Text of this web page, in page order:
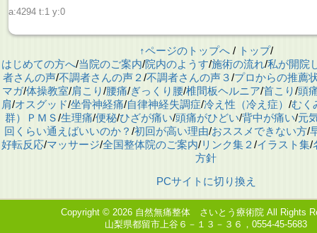
a:4294 t:1 y:0
↑ページのトップへ/ トップ/
はじめての方へ/当院のご案内/院内のようす/施術の流れ/私が開院
者さんの声/不調者さんの声２ /不調者さんの声３/プロからの推薦
マガ/体操教室/肩こり/腰痛/ぎっくり腰/椎間板ヘルニア/首こり/頭
肩/オスグッド/坐骨神経痛/自律神経失調症/冷え性（冷え症） /むく
群）ＰＭＳ/生理痛/便秘/ひざが痛い/頭痛がひどい/背中が痛い/元
回くらい通えばいいのか？ /初回が高い理由/おススメできない方/
好転反応/マッサージ/全国整体院のご案内/リンク集２ /イラスト集/
方針
PCサイトに切り換え
Copyright © 2026 自然無痛整体 さいとう療術院 All Rights
山梨県都留市上谷６－１３－３６，0554-45-5683